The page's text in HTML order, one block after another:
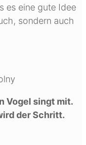
es eine gute Idee
sondern auch
Vogel singt mit.
der Schritt.